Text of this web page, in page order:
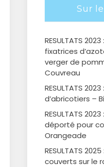
Sur
RESULTATS
fixatrices
verger de
Couvreau
RESULTATS
d’abricotiers –
RESULTATS
déporté pour
Orangeade
RESULTATS
couverts sur le